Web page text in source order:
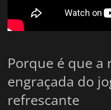
Porque é que a
engraçada do
refrescante